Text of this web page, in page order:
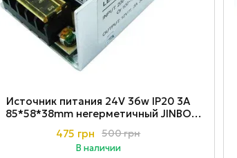
Источник питания 24V 36w ІР20 3A
85*58*38mm негерметичный JINBO
500 грн
475 грн
В наличии